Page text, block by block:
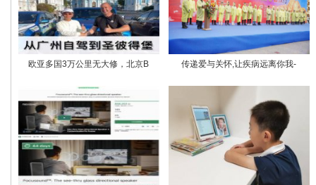
欧亚多国3万公里无大修，北京B 传递爱与关怀,让疾病远离你我-